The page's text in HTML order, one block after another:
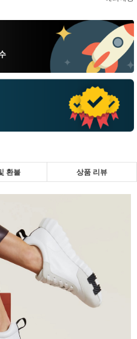
환불 상품 리뷰